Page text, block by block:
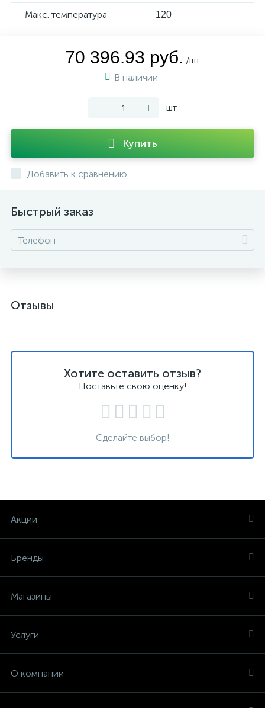
Макс. температура 120
70 396.93 руб. /шт
В наличии
- + шт
Купить
Добавить к сравнению
Быстрый заказ
Отзывы
Хотите оставить отзыв?
Поставьте свою оценку!
Сделайте выбор!
Акции
Бренды
Магазины
Услуги
О компании